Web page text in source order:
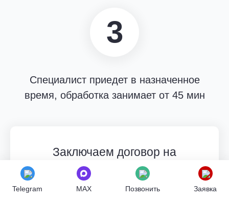
3
Специалист приедет в назначенное
время, обработка занимает от 45 мин
Заключаем договор на
оказание услуг
Обработка производится профессионалом,
Telegram MAX Позвонить Заявка